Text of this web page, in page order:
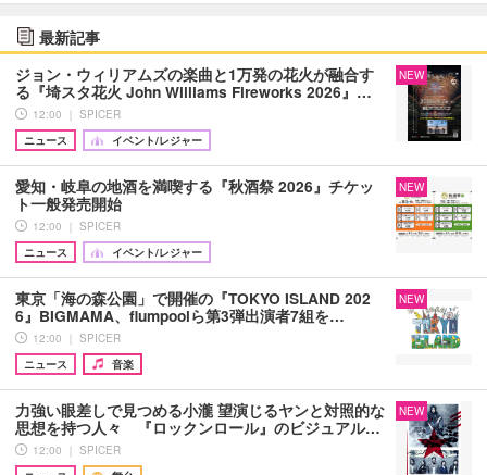
最新記事
ジョン・ウィリアムズの楽曲と1万発の花火が融合す
る『埼スタ花火 John Williams Fireworks 2026』…
12:00 ｜ SPICER
ニュース
イベント/レジャー
NEW
愛知・岐阜の地酒を満喫する『秋酒祭 2026』チケッ
ト一般発売開始
12:00 ｜ SPICER
ニュース
イベント/レジャー
NEW
東京「海の森公園」で開催の『TOKYO ISLAND 202
6』BIGMAMA、flumpoolら第3弾出演者7組を…
12:00 ｜ SPICER
ニュース
音楽
NEW
力強い眼差しで見つめる小瀧 望演じるヤンと対照的な
思想を持つ人々 『ロックンロール』のビジュアル…
12:00 ｜ SPICER
NEW